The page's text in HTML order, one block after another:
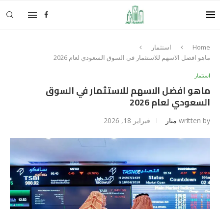
Home
استثمار
ماهو افضل الاسهم للاستثمار في السوق السعودي لعام 2026
استثمار
ماهو افضل الاسهم للاستثمار في السوق
السعودي لعام 2026
written by منار فبراير 18, 2026